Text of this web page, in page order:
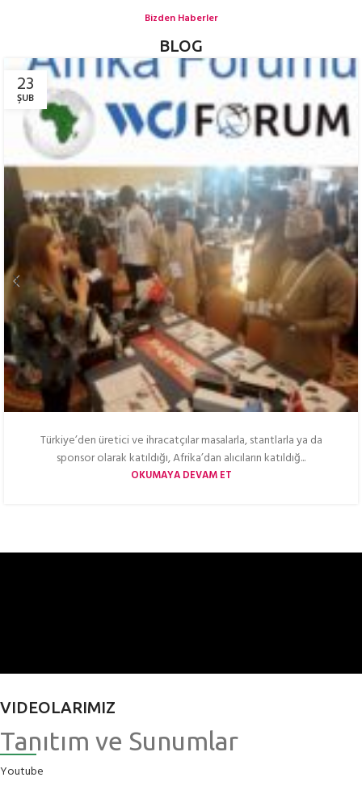
Bizden Haberler
BLOG
23
ŞUB
Türkiye’den üretici ve ihracatçılar masalarla, stantlarla ya da
sponsor olarak katıldığı, Afrika’dan alıcıların katıldığ...
OKUMAYA DEVAM ET
VIDEOLARIMIZ
Tanıtım ve Sunumlar
Youtube